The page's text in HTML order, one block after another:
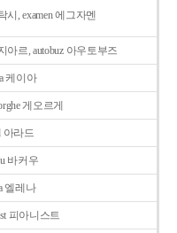
시, examen 에그자멘
아르, autobuz 아우토부즈
케이아
게오르게
아라드
바커우
엘레나
피아니스트